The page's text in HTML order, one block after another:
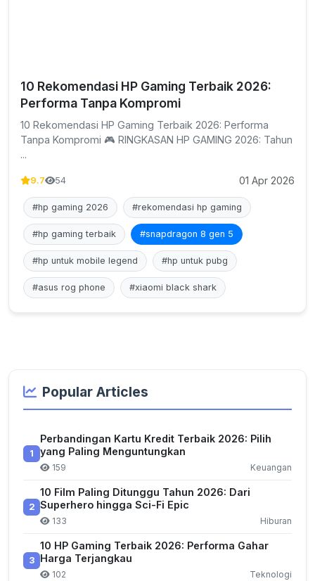
10 Rekomendasi HP Gaming Terbaik 2026:
Performa Tanpa Kompromi
10 Rekomendasi HP Gaming Terbaik 2026: Performa
Tanpa Kompromi 🎮 RINGKASAN HP GAMING 2026: Tahun
...
9.7 54 01 Apr 2026
#hp gaming 2026 #rekomendasi hp gaming
#hp gaming terbaik #snapdragon 8 gen 5
#hp untuk mobile legend #hp untuk pubg
#asus rog phone #xiaomi black shark
Popular Articles
1
Perbandingan Kartu Kredit Terbaik 2026: Pilih
yang Paling Menguntungkan
159 Keuangan
2
10 Film Paling Ditunggu Tahun 2026: Dari
Superhero hingga Sci-Fi Epic
133 Hiburan
3
10 HP Gaming Terbaik 2026: Performa Gahar
Harga Terjangkau
102 Teknologi